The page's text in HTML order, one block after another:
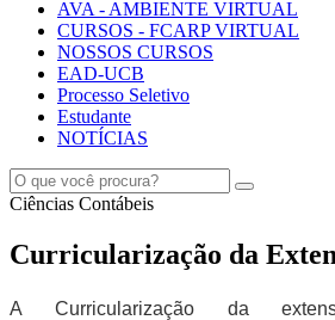
AVA - AMBIENTE VIRTUAL
CURSOS - FCARP VIRTUAL
NOSSOS CURSOS
EAD-UCB
Processo Seletivo
Estudante
NOTÍCIAS
Ciências Contábeis
Curricularização da
A Curricularização da